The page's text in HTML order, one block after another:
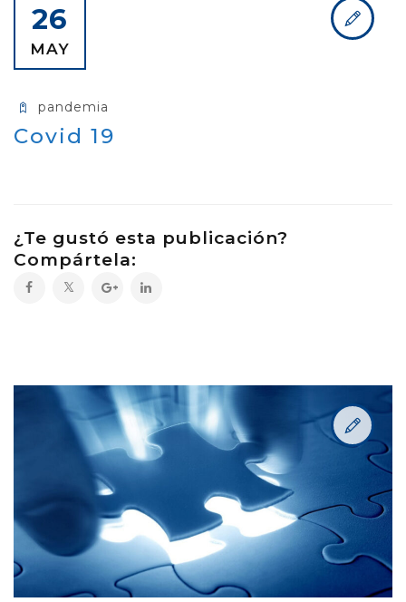
26
MAY
pandemia
Covid 19
¿Te gustó esta publicación?
Compártela: